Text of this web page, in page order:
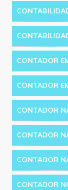
CONTADOR
CONTADOR
CONTADOR
CONTADOR
CONTADOR
CONTADOR